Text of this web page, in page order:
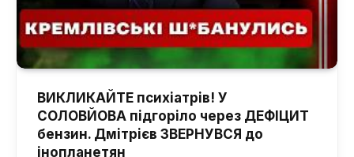
ВИКЛИКАЙТЕ психіатрів! У
СОЛОВЙОВА підгоріло через ДЕФІЦИТ
бензин. Дмітрієв ЗВЕРНУВСЯ до
інопланетян